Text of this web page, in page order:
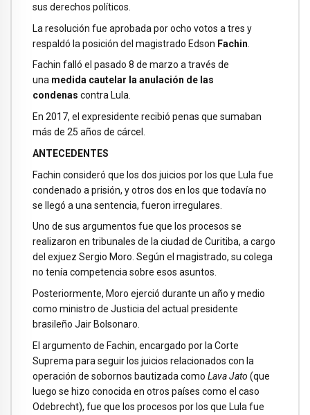
sus derechos políticos.
La resolución fue aprobada por ocho votos a tres y
respaldó la posición del magistrado Edson Fachin
Fachin falló el pasado 8 de marzo a través de
una medida cautelar la anulación de las
condenas contra Lula.
En 2017, el expresidente recibió penas que sumaban
más de 25 años de cárcel.
ANTECEDENTES
Fachin consideró que los dos juicios por los que Lula fue
condenado a prisión, y otros dos en los que todavía no
se llegó a una sentencia, fueron irregulares.
Uno de sus argumentos fue que los procesos se
realizaron en tribunales de la ciudad de Curitiba, a cargo
del exjuez Sergio Moro. Según el magistrado, su colega
no tenía competencia sobre esos asuntos.
Posteriormente, Moro ejerció durante un año y medio
como ministro de Justicia del actual presidente
brasileño Jair Bolsonaro.
El argumento de Fachin, encargado por la Corte
Suprema para seguir los juicios relacionados con la
operación de sobornos bautizada como Lava Jato (que
luego se hizo conocida en otros países como el caso
Odebrecht), fue que los procesos por los que Lula fue